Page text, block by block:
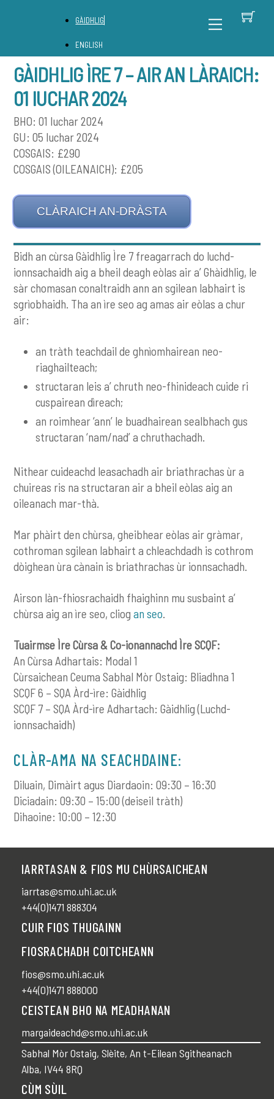
Menu
GÀIDHLIG
ENGLISH
GÀIDHLIG ÌRE 7 – AIR AN LÀRAICH:
01 IUCHAR 2024
BHO: 01 Iuchar 2024
GU: 05 Iuchar 2024
COSGAIS: £290
COSGAIS (OILEANAICH): £205
CLÀRAICH AN-DRÀSTA
Bidh an cùrsa Gàidhlig Ìre 7 freagarrach do luchd-
ionnsachaidh aig a bheil deagh eòlas air a’ Ghàidhlig, le
sàr chomasan conaltraidh ann an sgilean labhairt is
sgrìobhaidh. Tha an ìre seo ag amas air eòlas a chur
air:
an tràth teachdail de ghnìomhairean neo-
riaghailteach;
structaran leis a’ chruth neo-fhinideach cuide ri
cuspairean dìreach;
an roimhear ‘ann’ le buadhairean sealbhach gus
structaran ‘nam/nad’ a chruthachadh.
Nithear cuideachd leasachadh air briathrachas ùr a
chuireas ris na structaran air a bheil eòlas aig an
oileanach mar-thà.
Mar phàirt den chùrsa, gheibhear eòlas air gràmar,
cothroman sgilean labhairt a chleachdadh is cothrom
dòighean ùra cànain is briathrachas ùr ionnsachadh.
Airson làn-fhiosrachaidh fhaighinn mu susbaint a’
chùrsa aig an ìre seo, cliogan seo.
Tuairmse Ìre Cùrsa & Co-ionannachd Ìre SCQF:
An Cùrsa Adhartais: Modal 1
Cùrsaichean Ceuma Sabhal Mòr Ostaig: Bliadhna 1
SCQF 6 – SQA Àrd-ìre: Gàidhlig
SCQF 7 – SQA Àrd-ìre Adhartach: Gàidhlig (Luchd-
ionnsachaidh)
CLÀR-AMA NA SEACHDAINE:
Diluain, Dimàirt agus Diardaoin: 09:30 – 16:30
Diciadain: 09:30 – 15:00 (deiseil tràth)
Dihaoine: 10:00 – 12:30
IARRTASAN & FIOS MU CHÙRSAICHEAN
iarrtas@smo.uhi.ac.uk
+44(0)1471 888304
CUIR FIOS THUGAINN
FIOSRACHADH COITCHEANN
fios@smo.uhi.ac.uk
+44(0)1471 888000
CEISTEAN BHO NA MEADHANAN
margaideachd@smo.uhi.ac.uk
Sabhal Mòr Ostaig, Slèite, An t-Eilean Sgitheanach
Alba, IV44 8RQ
CÙM SÙIL